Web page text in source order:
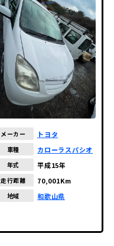
メーカー トヨタ
車種 カローラスパシオ
年式 平成15年
走行距離 70,001Km
地域 和歌山県